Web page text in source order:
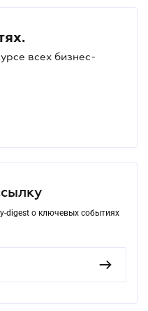
всех бизнес-
digest о ключевых событиях